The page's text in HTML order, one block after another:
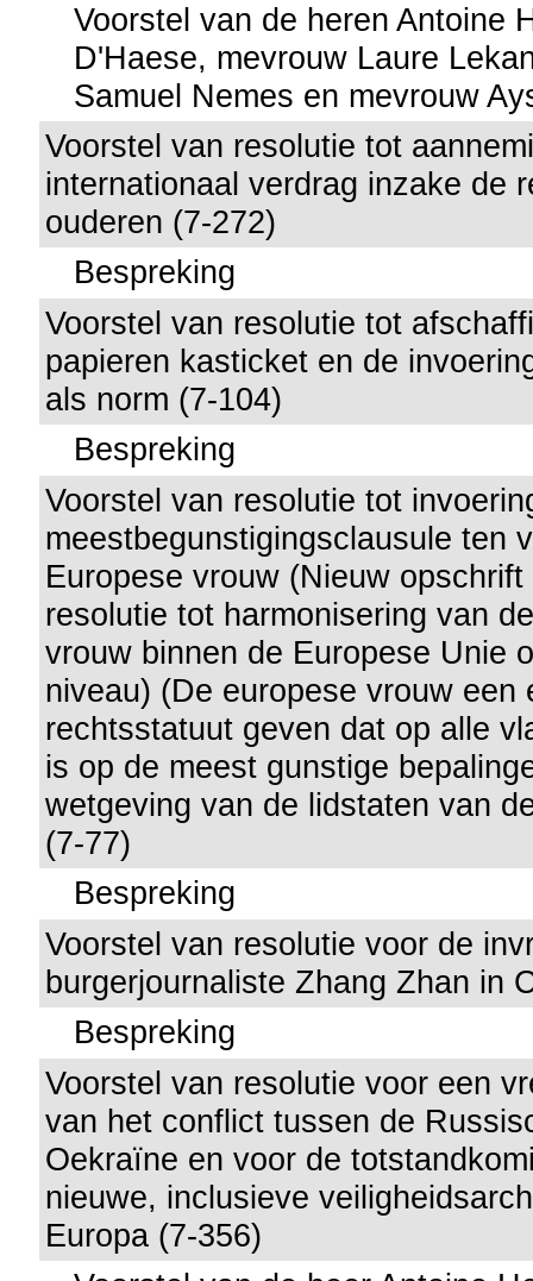
Voorstel van de heren Antoine
D'Haese, mevrouw Laure
Samuel Nemes en mevrouw
Voorstel van resolutie tot
internationaal verdrag inzake de
ouderen (7-272)
Bespreking
Voorstel van resolutie tot
papieren kasticket en de
als norm (7-104)
Bespreking
Voorstel van resolutie tot
meestbegunstigingsclausule ten
Europese vrouw (Nieuw
resolutie tot harmonisering van
vrouw binnen de Europese Unie
niveau) (De europese vrouw een
rechtsstatuut geven dat op alle
is op de meest gunstige
wetgeving van de lidstaten van
(7-77)
Bespreking
Voorstel van resolutie voor de
burgerjournaliste Zhang Zhan in
Bespreking
Voorstel van resolutie voor een
van het conflict tussen de
Oekraïne en voor de
nieuwe, inclusieve
Europa (7-356)